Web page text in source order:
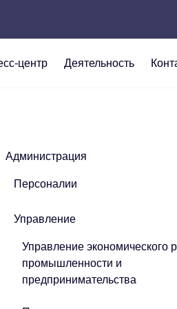
центр Деятельность
Администрация
Персоналии
Управление
Управление экономического
промышленности и
предпринимательства